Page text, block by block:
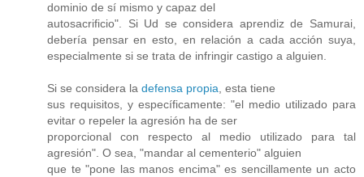
dominio de sí mismo y capaz del
autosacrificio". Si Ud se considera aprendiz de Samurai,
debería pensar en esto, en relación a cada acción suya,
especialmente si se trata de infringir castigo a alguien.
Si se considera la defensa propia , esta tiene
sus requisitos, y específicamente: "el medio utilizado para
evitar o repeler la agresión ha de ser
proporcional con respecto al medio utilizado para tal
agresión". O sea, "mandar al cementerio" alguien
que te "pone las manos encima" es sencillamente un acto